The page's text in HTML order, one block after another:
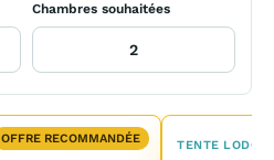
Chambres souhaitées
OFFRE RECOMMANDÉE TENTE LODGE